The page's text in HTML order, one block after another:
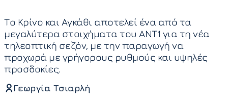
Το Κρίνο και Αγκάθι αποτελεί ένα από τα
μεγαλύτερα στοιχήματα του ΑΝΤ1 για τη νέα
τηλεοπτική σεζόν, με την παραγωγή να
προχωρά με γρήγορους ρυθμούς και υψηλές
προσδοκίες.
Γεωργία Τσιαρλή